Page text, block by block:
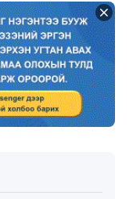
Бурханы үг:
мэдэх нь |
Бурханы үг:
мэдэх нь |
үг: